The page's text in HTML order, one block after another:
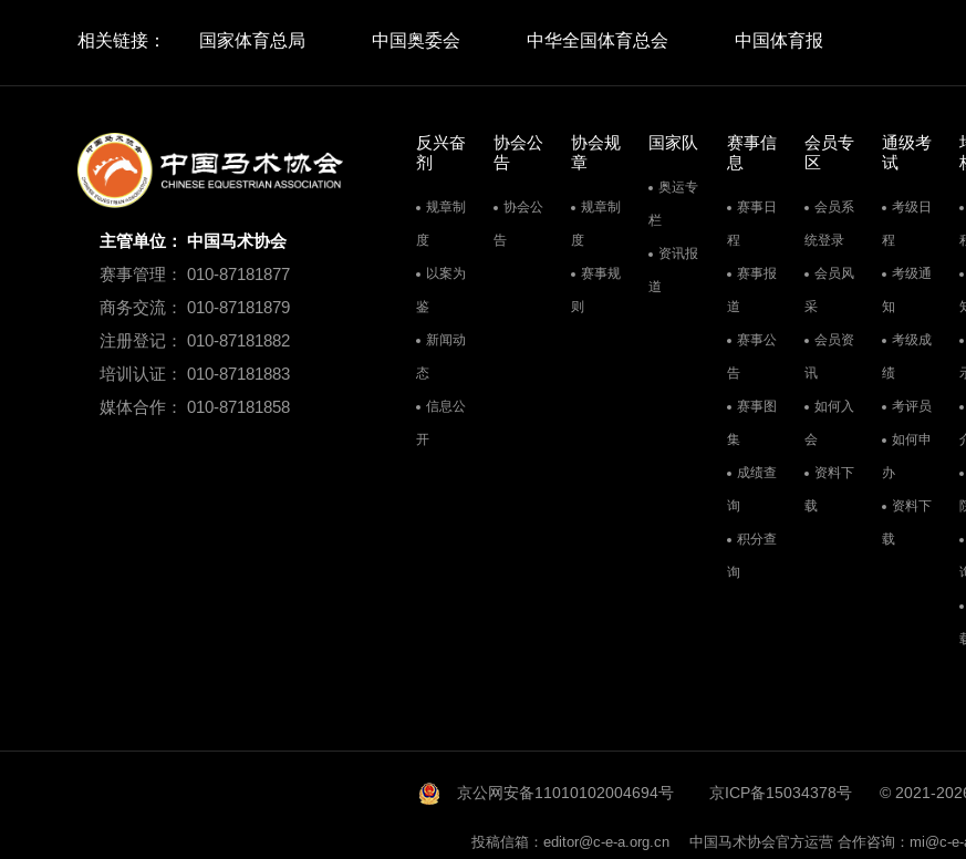
相关链接： 国家体育总局 中国奥委会 中华全国体育总会 中国体育报
主管单位： 中国马术协会
赛事管理： 010-87181877
商务交流： 010-87181879
注册登记： 010-87181882
培训认证： 010-87181883
媒体合作： 010-87181858
反兴奋
剂
规章制
度
以案为
鉴
新闻动
态
信息公
开
协会公
告
协会公
告
协会规
章
规章制
度
赛事规
则
国家队
奥运专
栏
资讯报
道
赛事信
息
赛事日
程
赛事报
道
赛事公
告
赛事图
集
成绩查
询
积分查
询
会员专
区
会员系
统登录
会员风
采
会员资
讯
如何入
会
资料下
载
通级考
试
考级日
程
考级通
知
考级成
绩
考评员
如何申
办
资料下
载
京公网安备11010102004694号 京ICP备15034378号 © 2021-
投稿信箱：editor@c-e-a.org.cn 中国马术协会官方运营 合作咨询：mi@c-